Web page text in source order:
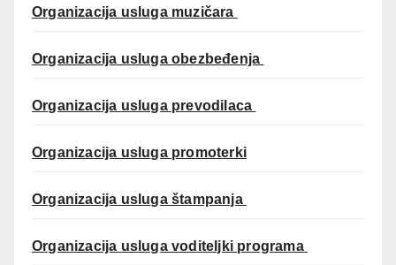
Organizacija usluga muzičara
Organizacija usluga obezbeđenja
Organizacija usluga prevodilaca
Organizacija usluga promoterki
Organizacija usluga štampanja
Organizacija usluga voditeljki programa